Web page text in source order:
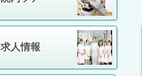
求人情報